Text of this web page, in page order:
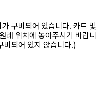
구비되어 있습니다. 카트 및
래 위치에 놓아주시기 바랍니
비되어 있지 않습니다.)